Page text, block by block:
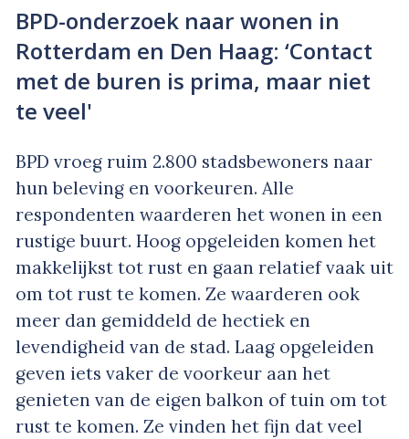
BPD-onderzoek naar wonen in
Rotterdam en Den Haag: ‘Contact
met de buren is prima, maar niet
te veel'
BPD vroeg ruim 2.800 stadsbewoners naar
hun beleving en voorkeuren. Alle
respondenten waarderen het wonen in een
rustige buurt. Hoog opgeleiden komen het
makkelijkst tot rust en gaan relatief vaak uit
om tot rust te komen. Ze waarderen ook
meer dan gemiddeld de hectiek en
levendigheid van de stad. Laag opgeleiden
geven iets vaker de voorkeur aan het
genieten van de eigen balkon of tuin om tot
rust te komen. Ze vinden het fijn dat veel